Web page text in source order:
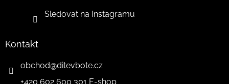
Sledovat na Instagramu
Kontakt
obchod@ditevbote.cz
+420 602 600 301 E-shop